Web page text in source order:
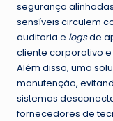
segurança
sensíveis circulem
auditoria e logsde
cliente corporativo
Além disso, uma
manutenção,
sistemas
fornecedores de